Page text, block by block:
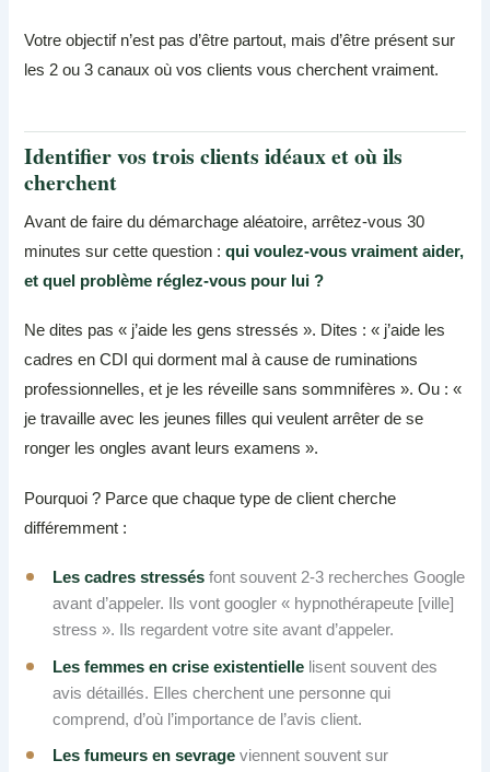
Votre objectif n’est pas d’être partout, mais d’être présent sur
les 2 ou 3 canaux où vos clients vous cherchent vraiment.
Identifier vos trois clients idéaux et où ils
cherchent
Avant de faire du démarchage aléatoire, arrêtez-vous 30
minutes sur cette question :qui voulez-vous vraiment aider,
et quel problème réglez-vous pour lui ?
Ne dites pas « j’aide les gens stressés ». Dites : « j’aide les
cadres en CDI qui dorment mal à cause de ruminations
professionnelles, et je les réveille sans sommnifères ». Ou : «
je travaille avec les jeunes filles qui veulent arrêter de se
ronger les ongles avant leurs examens ».
Pourquoi ? Parce que chaque type de client cherche
différemment :
Les cadres stressés font souvent 2-3 recherches Google
avant d’appeler. Ils vont googler « hypnothérapeute [ville]
stress ». Ils regardent votre site avant d’appeler.
Les femmes en crise existentielle lisent souvent des
avis détaillés. Elles cherchent une personne qui
comprend, d’où l’importance de l’avis client.
Les fumeurs en sevrage viennent souvent sur